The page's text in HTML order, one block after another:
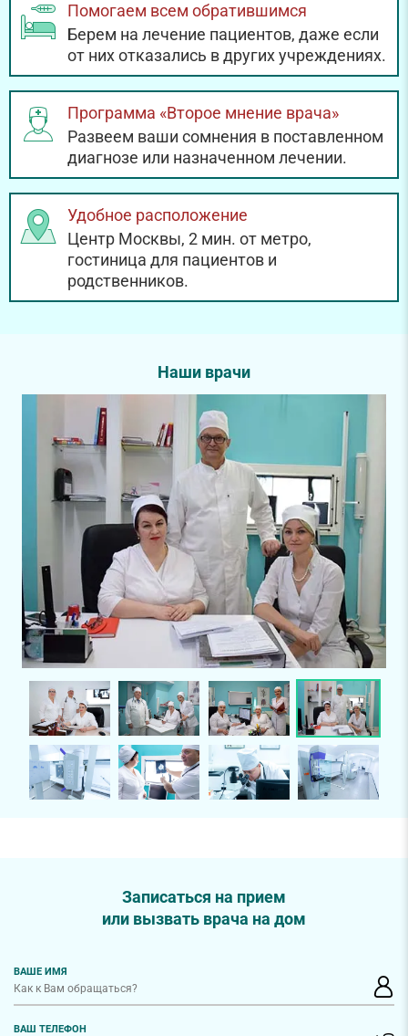
Помогаем всем обратившимся
Берем на лечение пациентов, даже если
от них отказались в других учреждениях.
Программа «Второе мнение врача»
Развеем ваши сомнения в поставленном
диагнозе или назначенном лечении.
Удобное расположение
Центр Москвы, 2 мин. от метро,
гостиница для пациентов и
родственников.
Наши врачи
Записаться на прием
или вызвать врача на дом
ВАШЕ ИМЯ
ВАШ ТЕЛЕФОН